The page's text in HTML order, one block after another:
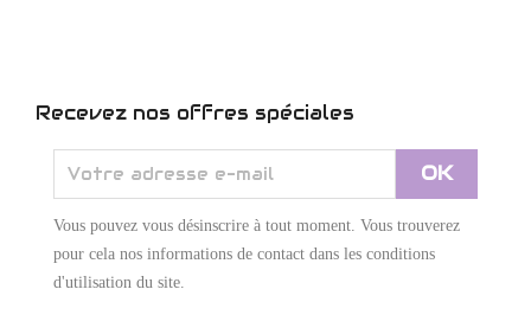
Recevez nos offres spéciales
Vous pouvez vous désinscrire à tout moment. Vous trouverez
pour cela nos informations de contact dans les conditions
d'utilisation du site.